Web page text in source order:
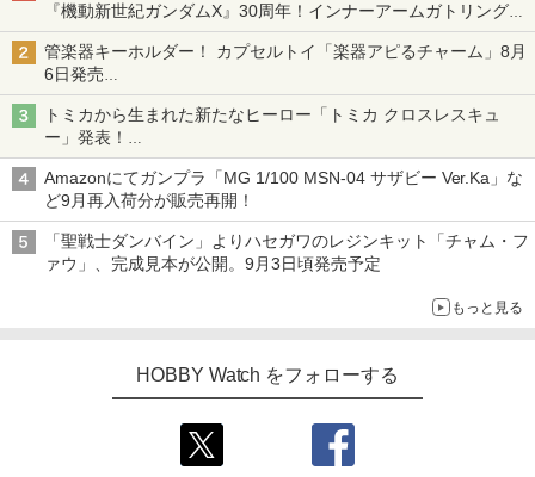
『機動新世紀ガンダムX』30周年！インナーアームガトリングの
変形機構まで再現し最新フォーマットでキット化！
管楽器キーホルダー！ カプセルトイ「楽器アピるチャーム」8月
6日発売
チューバ、テナサクなど5種各3色
トミカから生まれた新たなヒーロー「トミカ クロスレスキュ
ー」発表！
詳細は後日公開予定
Amazonにてガンプラ「MG 1/100 MSN-04 サザビー Ver.Ka」な
ど9月再入荷分が販売再開！
「聖戦士ダンバイン」よりハセガワのレジンキット「チャム・フ
ァウ」、完成見本が公開。9月3日頃発売予定
もっと見る
HOBBY Watch をフォローする